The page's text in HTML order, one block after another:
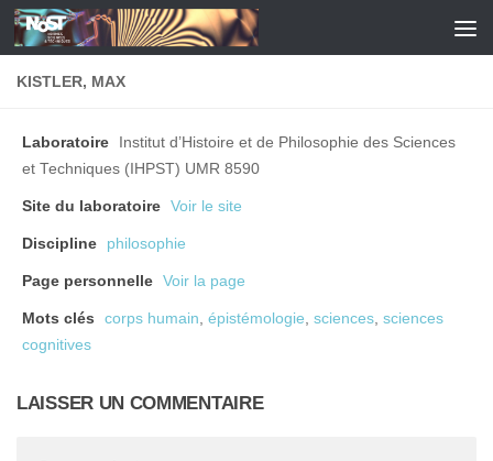
Skip to content
KISTLER, MAX
Laboratoire
Institut d’Histoire et de Philosophie des Sciences
et Techniques (IHPST) UMR 8590
Site du laboratoire Voir le site
Discipline philosophie
Page personnelle Voir la page
Mots clés corps humain, épistémologie, sciences, sciences
cognitives
LAISSER UN COMMENTAIRE